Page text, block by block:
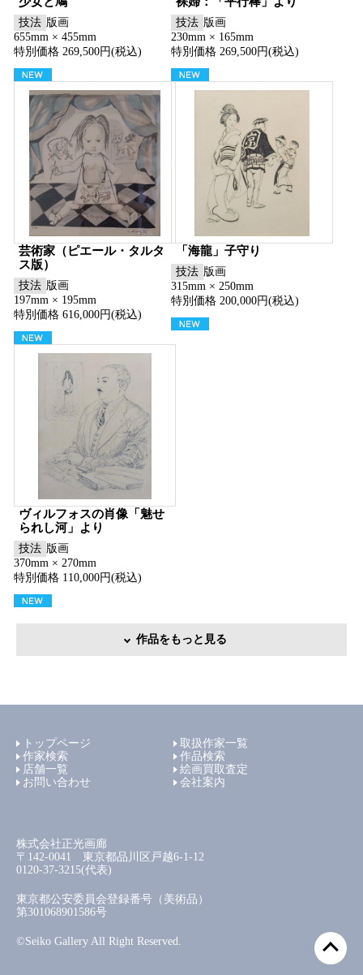
技法 版画
655mm × 455mm
特別価格 269,500円(税込)
技法 版画
230mm × 165mm
特別価格 269,500円(税込)
芸術家（ピエール・タルタ
ス版）
技法 版画
197mm × 195mm
特別価格 616,000円(税込)
「海龍」子守り
技法 版画
315mm × 250mm
特別価格 200,000円(税込)
ヴィルフォスの肖像「魅せ
られし河」より
技法 版画
370mm × 270mm
特別価格 110,000円(税込)
作品をもっと見る
トップページ
取扱作家一覧
作家検索
作品検索
店舗一覧
絵画買取査定
お問い合わせ
会社案内
株式会社正光画廊
〒142-0041 東京都品川区戸越6-1-12
0120-37-3215(代表)
東京都公安委員会登録番号（美術品）
第301068901586号
©Seiko Gallery All Right Reserved.